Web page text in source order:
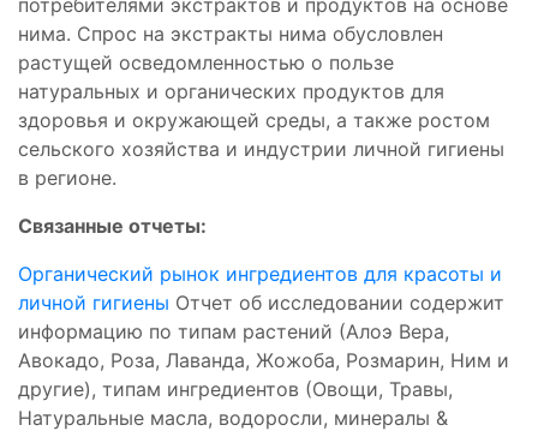
нима. Спрос на экстракты нима обусловлен
растущей осведомленностью о пользе
натуральных и органических продуктов для
здоровья и окружающей среды, а также ростом
сельского хозяйства и индустрии личной гигиены
в регионе.
Связанные отчеты:
Органический рынок ингредиентов для красоты и
личной гигиены Отчет об исследовании содержит
информацию по типам растений (Алоэ Вера,
Авокадо, Роза, Лаванда, Жожоба, Розмарин, Ним и
другие), типам ингредиентов (Овощи, Травы,
Натуральные масла, водоросли, минералы &